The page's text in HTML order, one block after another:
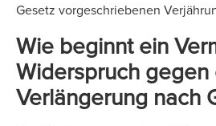
Gesetz vorgeschriebenen
Wie beginnt ein
Widerspruch gegen
Verlängerung nach